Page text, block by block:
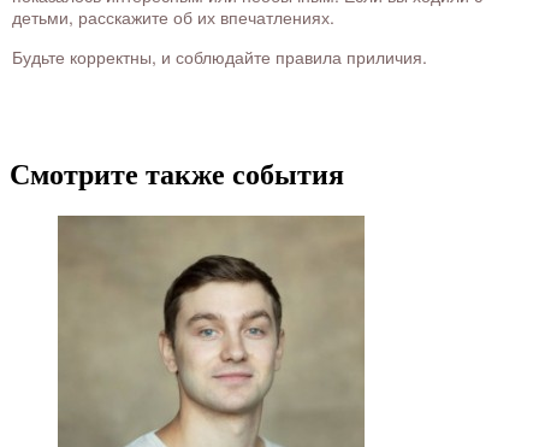
детьми, расскажите об их впечатлениях.
Будьте корректны, и соблюдайте правила приличия.
Смотрите также события